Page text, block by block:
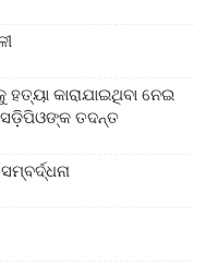
କାରାଯାଇଥିବା ନେଇ
ତଦନ୍ତ